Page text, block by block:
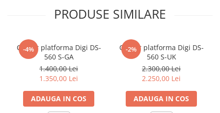
Sisteme Supraveghere Video si
Sisteme Supraveghere Video
Sisteme acces control si Pontaj
Adaptor AC/DC
Extern, 9-12V
Acumulator, baterie
Acumulator Plumb Acid 7.4V
2000mAh (inclus)
Caractersitici generale
Temperatura de
operare (°C)
Interfețe de
RS232C
PRODUSE SIMILARE
-4%
Cantar platforma Digi DS-
560 S-GA
1.400,00 Lei
1.350,00 Lei
ADAUGA IN COS
-2%
Cantar platforma Digi DS-
560 S-UK
2.300,00 Lei
2.250,00 Lei
ADAUGA IN COS